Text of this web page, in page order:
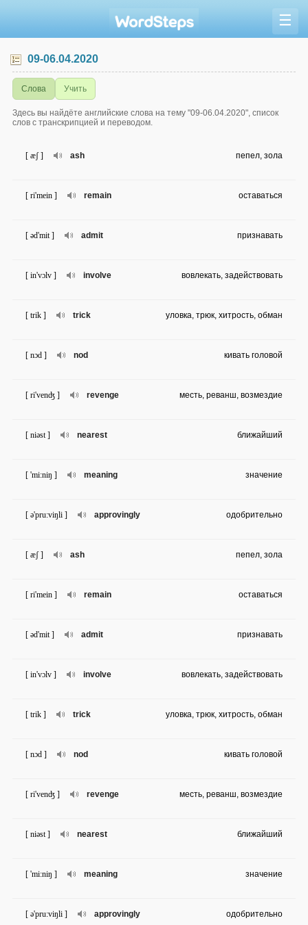
☰
09-06.04.2020
Слова Учить
Здесь вы найдёте английские слова на тему "09-06.04.2020", список
слов с транскрипцией и переводом.
ash
[ æʃ ] пепел, зола
remain
[ ri'mein ] оставаться
admit
[ əd'mit ] признавать
involve
[ in'vɔlv ] вовлекать, задействовать
trick
[ trik ] уловка, трюк, хитрость, обман
nod
[ nɔd ] кивать головой
revenge
[ ri'venʤ ] месть, реванш, возмездие
nearest
[ niəst ] ближайший
meaning
[ 'mi:niŋ ] значение
approvingly
[ ə'pru:viŋli ] одобрительно
ash
[ æʃ ] пепел, зола
remain
[ ri'mein ] оставаться
admit
[ əd'mit ] признавать
involve
[ in'vɔlv ] вовлекать, задействовать
trick
[ trik ] уловка, трюк, хитрость, обман
nod
[ nɔd ] кивать головой
revenge
[ ri'venʤ ] месть, реванш, возмездие
nearest
[ niəst ] ближайший
meaning
[ 'mi:niŋ ] значение
approvingly
[ ə'pru:viŋli ] одобрительно